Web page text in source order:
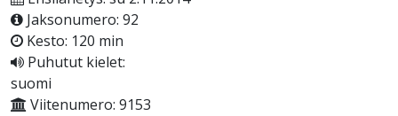
Jaksonumero: 92
Kesto: 120 min
Puhutut kielet:
suomi
Viitenumero: 9153